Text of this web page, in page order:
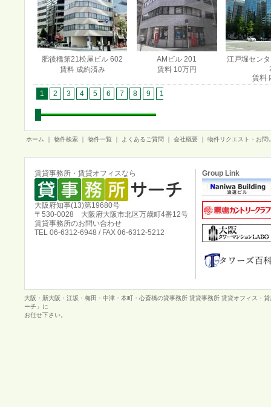
肥後橋第21松屋ビル 602
賃料 成約済み
AMビル 201
賃料 10万円
江戸堀セン
賃料
1
2 3 4 5 6 7 8 9 10
ホーム 物件検索 物件一覧 よくあるご質問 会社概要 物件リクエスト・お問
賃貸事務所・賃貸オフィスなら
大阪府知事(13)第19680号
〒530-0028 大阪府大阪市北区万歳町4番12号
賃貸事務所のお問い合わせ
TEL 06-6312-6948 / FAX 06-6312-5212
Group Link
大阪・新大阪・江坂・梅田・中津・本町・心斎橋の貸事務所 賃貸事務所 賃貸オフィス・
ーチ」に
お任せ下さい。